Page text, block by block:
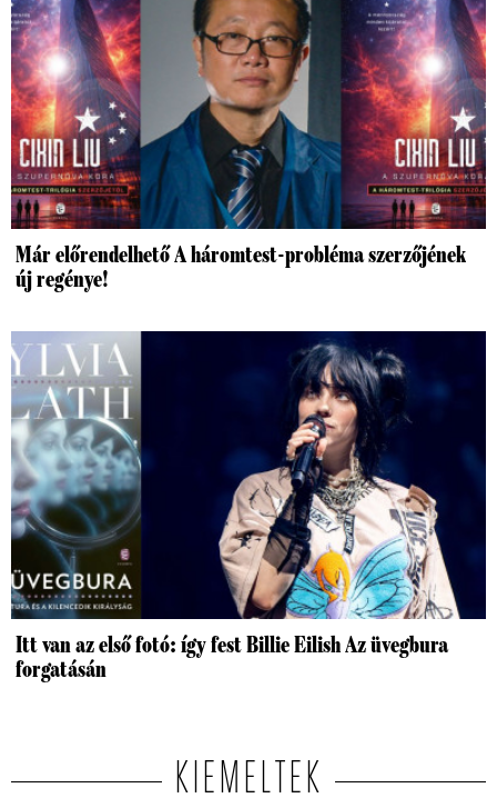
Már előrendelhető A háromtest-probléma szerzőjének
új regénye!
Itt van az első fotó: így fest Billie Eilish Az üvegbura
forgatásán
KIEMELTEK